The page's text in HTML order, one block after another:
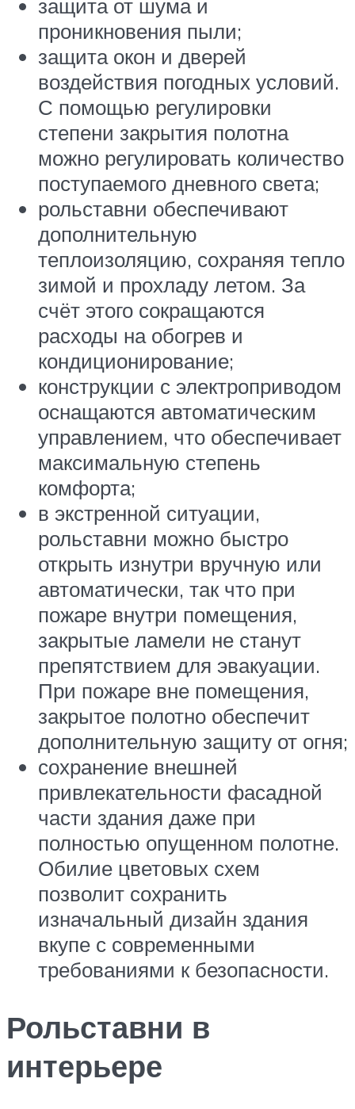
защита от шума и
проникновения пыли;
защита окон и дверей
воздействия погодных условий.
С помощью регулировки
степени закрытия полотна
можно регулировать количество
поступаемого дневного света;
рольставни обеспечивают
дополнительную
теплоизоляцию, сохраняя тепло
зимой и прохладу летом. За
счёт этого сокращаются
расходы на обогрев и
кондиционирование;
конструкции с электроприводом
оснащаются автоматическим
управлением, что обеспечивает
максимальную степень
комфорта;
в экстренной ситуации,
рольставни можно быстро
открыть изнутри вручную или
автоматически, так что при
пожаре внутри помещения,
закрытые ламели не станут
препятствием для эвакуации.
При пожаре вне помещения,
закрытое полотно обеспечит
дополнительную защиту от огня;
сохранение внешней
привлекательности фасадной
части здания даже при
полностью опущенном полотне.
Обилие цветовых схем
позволит сохранить
изначальный дизайн здания
вкупе с современными
требованиями к безопасности.
Рольставни в
интерьере